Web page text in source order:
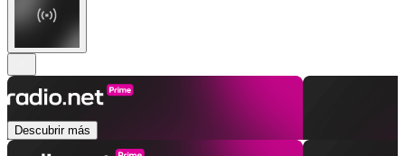
Descubrir más